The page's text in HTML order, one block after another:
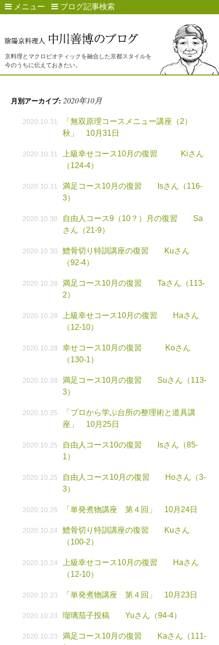
メニュー ブログ記事検索
京料理とマクロビオティックを融合した京都スタイルを
今のうちに伝えておきたい。
月別アーカイブ:2020年10月
2020.10.31
「無双原理コースメニュー講座（2）
秋」 10月31日
2020.10.31
上級幸せコース10月の復習 Kiさん
（124-4）
2020.10.31
満足コース10月の復習 Isさん（116-
3）
2020.10.30
自由人コース9（10？）月の復習 Sa
さん（21-9）
2020.10.30
鱧骨切り特訓講座の復習 Kuさん
（92-4）
2020.10.28
満足コース10月の復習 Taさん（113-
2）
2020.10.28
上級幸せコース10月の復習 Haさん
（12-10）
2020.10.28
幸せコース10月の復習 Koさん
（130-1）
2020.10.28
満足コース10月の復習 Suさん（113-
3）
2020.10.25
「プロから学ぶ台所の整理術と道具講
座」 10月25日
2020.10.25
自由人コース10の復習 Isさん（85-
1）
2020.10.25
自由人コース10月の復習 Hoさん（3-
3）
2020.10.25 「単発煮物講座 第４回」 10月24日
2020.10.24
鱧骨切り特訓講座の復習 Kuさん
（100-2）
2020.10.24
上級幸せコース10月の復習 Haさん
（12-10）
2020.10.23 「単発煮物講座 第４回」 10月23日
2020.10.23 瑠璃茄子投稿 Yuさん（94-4）
2020.10.23
満足コース10月の復習 Kaさん（111-